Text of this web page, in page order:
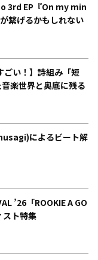
3rd EP『On my min
繋げるかもしれない
ごい！】詩組み「短
楽世界と奥底に残る
によるビート解
’26「ROOKIE A GO
スト特集